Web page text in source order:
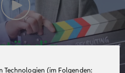
Technologien (im Folgenden: